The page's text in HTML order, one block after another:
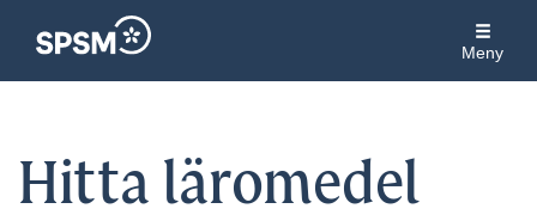
Meny
Hitta läromedel